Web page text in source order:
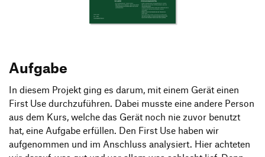
Strategische Gestaltung M.A.
Aufgabe
In diesem Projekt ging es darum, mit einem Gerät einen
First Use durchzuführen. Dabei musste eine andere Person
aus dem Kurs, welche das Gerät noch nie zuvor benutzt
hat, eine Aufgabe erfüllen. Den First Use haben wir
aufgenommen und im Anschluss analysiert. Hier achteten